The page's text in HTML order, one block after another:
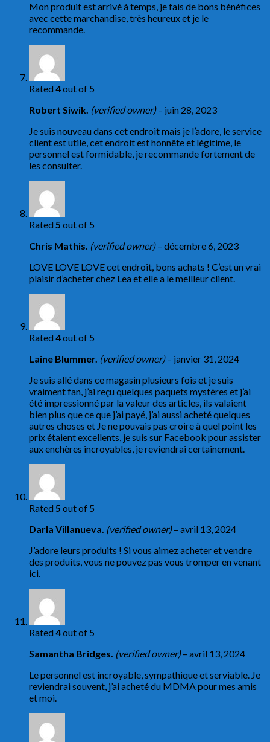
Mon produit est arrivé à temps, je fais de bons bénéfices
avec cette marchandise, très heureux et je le
recommande.
Rated4out of 5
Robert Siwik. (verified owner) – juin 28, 2023
Je suis nouveau dans cet endroit mais je l’adore, le service
client est utile, cet endroit est honnête et légitime, le
personnel est formidable, je recommande fortement de
les consulter.
Rated5 out of 5
Chris Mathis. (verified owner) – décembre 6, 2023
LOVE LOVE LOVE cet endroit, bons achats ! C’est un vrai
plaisir d’acheter chez Lea et elle a le meilleur client.
Rated4out of 5
Laine Blummer. (verified owner) – janvier 31, 2024
Je suis allé dans ce magasin plusieurs fois et je suis
vraiment fan, j’ai reçu quelques paquets mystères et j’ai
été impressionné par la valeur des articles, ils valaient
bien plus que ce que j’ai payé, j’ai aussi acheté quelques
autres choses et Je ne pouvais pas croire à quel point les
prix étaient excellents, je suis sur Facebook pour assister
aux enchères incroyables, je reviendrai certainement.
Rated5 out of 5
Darla Villanueva. (verified owner) – avril 13, 2024
J’adore leurs produits ! Si vous aimez acheter et vendre
des produits, vous ne pouvez pas vous tromper en venant
ici.
Rated4out of 5
Samantha Bridges. (verified owner) – avril 13, 2024
Le personnel est incroyable, sympathique et serviable. Je
reviendrai souvent, j’ai acheté du MDMA pour mes amis
et moi.